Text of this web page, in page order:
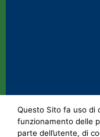
Questo Sito fa uso di
funzionamento delle
parte dell’utente, di